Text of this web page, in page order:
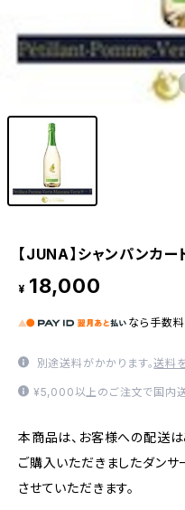
【JUNA】シャンパンカー
¥ 18,000
なら 手数
別途送料がかかります。送料
¥5,000以上のご注文で国内送
本商品は、お客様への配送は
ご購入いただきましたダンサ
させていただきます。